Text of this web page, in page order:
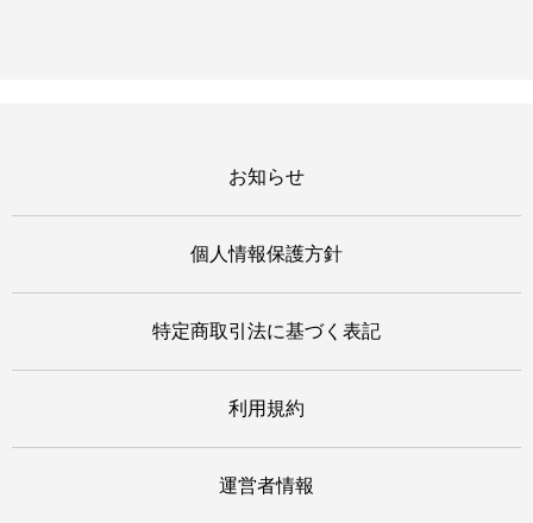
お知らせ
個人情報保護方針
特定商取引法に基づく表記
利用規約
運営者情報